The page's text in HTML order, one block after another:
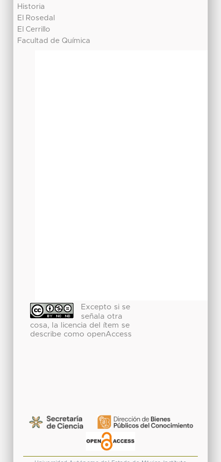
Historia
El Rosedal
El Cerrillo
Facultad de Química
Excepto si se
señala otra
cosa, la licencia del ítem se
describe como openAccess